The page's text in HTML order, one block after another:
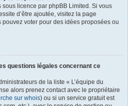
licence par phpBB Limited. Si vous
d’être ajoutée, visitez la page
voter pour des idées proposées ou
questions légales concernant ce
de la liste « L’équipe du
alors prenez contact avec le propriétaire
sur whois) ou si un service gratuit est